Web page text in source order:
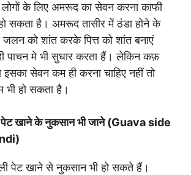
लोगों के लिए अमरूद का सेवन करना काफी
सकता है। अमरूद तासीर में ठंडा होने के
को शांत करके पित्त को शांत बनाएं
पाचन मे भी सुधार करता हैं। लेकिन कफ़
इसका सेवन कम ही करना चाहिए नहीं तो
भी हो सकता है।
खाने के नुकसान भी जाने (Guava side
पेट खाने से नुकसान भी हो सकते हैं।